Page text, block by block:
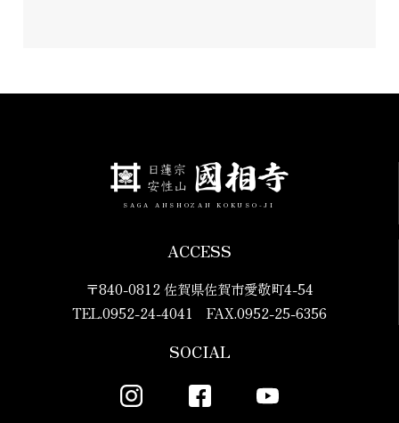
SAGA ANSHOZAN KOKUSO-JI
ACCESS
〒840-0812 佐賀県佐賀市愛敬町4-54
TEL.0952-24-4041 FAX.0952-25-6356
SOCIAL